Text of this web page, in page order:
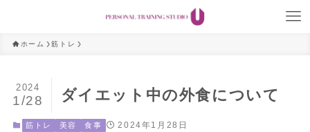
ホーム 筋トレ
ダイエット中の外食について
2024
1/28
筋トレ 美容 食事 2024年1月28日